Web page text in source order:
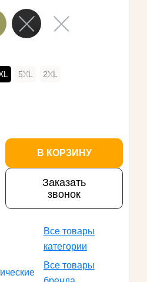
5XL 2XL
В КОРЗИНУ
Заказать
звонок
Все товары
категории
Все товары